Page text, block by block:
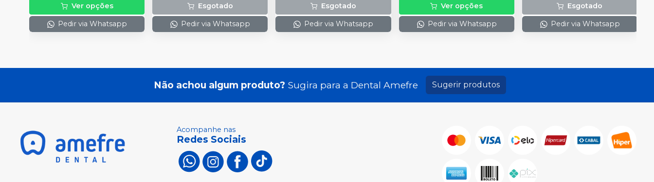
Ver opções
Pedir via Whatsapp
Esgotado
Pedir via Whatsapp
Esgotado
Pedir via Whatsapp
Ver opções
Pedir via Whatsapp
Esgotado
Pedir via Whatsapp
Não achou algum produto? Sugira para a Dental Amefre Sugerir produtos
Acompanhe nas
Redes Sociais